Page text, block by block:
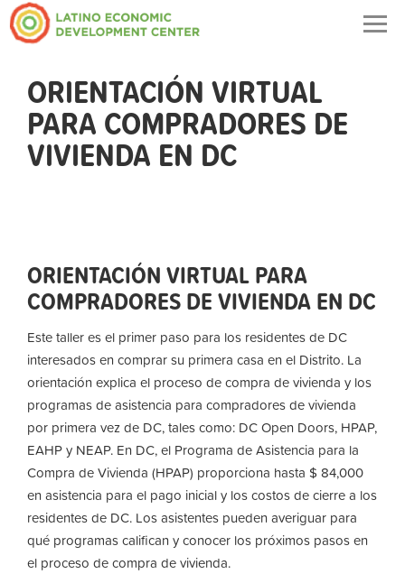
ORIENTACIÓN VIRTUAL
PARA COMPRADORES DE
VIVIENDA EN DC
ORIENTACIÓN VIRTUAL PARA
COMPRADORES DE VIVIENDA EN DC
Este taller es el primer paso para los residentes de DC
interesados ​​en comprar su primera casa en el Distrito. La
orientación explica el proceso de compra de vivienda y los
programas de asistencia para compradores de vivienda
por primera vez de DC, tales como: DC Open Doors, HPAP,
EAHP y NEAP. En DC, el Programa de Asistencia para la
Compra de Vivienda (HPAP) proporciona hasta $ 84,000
en asistencia para el pago inicial y los costos de cierre a los
residentes de DC. Los asistentes pueden averiguar para
qué programas califican y conocer los próximos pasos en
el proceso de compra de vivienda.